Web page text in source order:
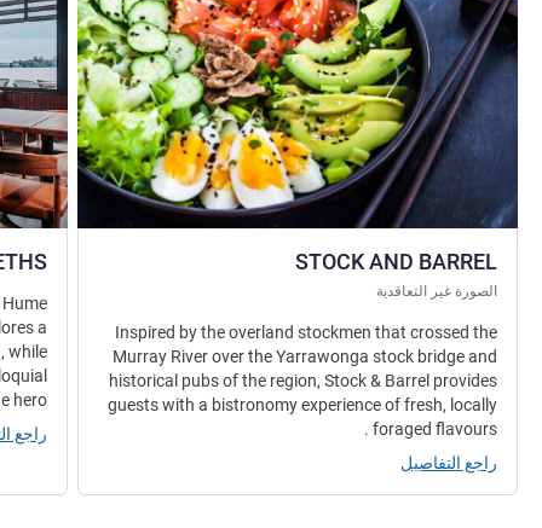
STOCK AND BARREL
الصورة غير التعاقدية
Inspired by the overland stockmen that crossed the
Murray River over the Yarrawonga stock bridge and
historical pubs of the region, Stock & Barrel provides
guests with a bistronomy experience of fresh, locally
foraged flavours .
راجع التفاصيل
a
while
hero.
راجع